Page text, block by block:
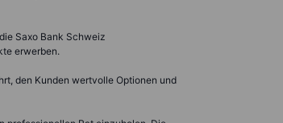
Saxo Bank Schweiz
erwerben.
den Kunden wertvolle Optionen und